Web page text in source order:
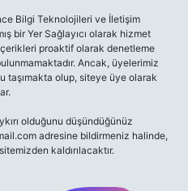
Bilgi Teknolojileri ve İletişim
bir Yer Sağlayıcı olarak hizmet
proaktif olarak denetleme
Ancak, üyelerimiz
taşımakta olup, siteye üye olarak
olduğunu düşündüğünüz
adresine bildirmeniz halinde,
kaldırılacaktır.